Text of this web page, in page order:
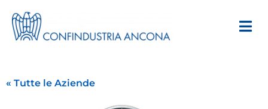
« Tutte le Aziende